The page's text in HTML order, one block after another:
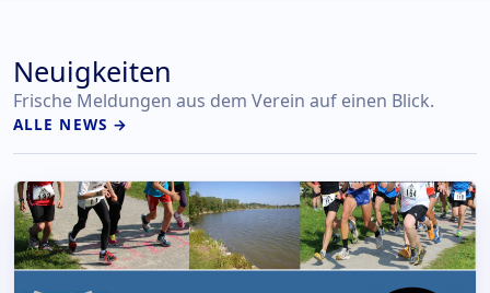
Neuigkeiten
Frische Meldungen aus dem Verein auf einen Blick.
ALLE NEWS →